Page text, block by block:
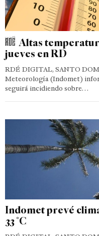
Altas
jueves en RD
RDÉ DIGITAL, SANTO
Meteorología (Indomet)
seguirá incidiendo sobre…
Indomet prevé
33 °C